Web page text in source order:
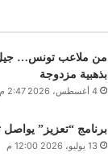
من ملاعب تونس… جيل
بذهبية مزدوجة
4 أغسطس، 2026 2:47 م
برنامج “تعزيز” يواصل
13 يوليو، 2026 12:00 م